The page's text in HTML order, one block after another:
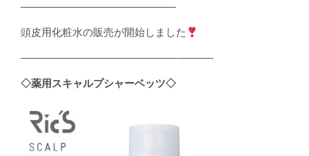
———————————————
頭皮用化粧水の販売が開始しました
———————————————-———-
◇薬用スキャルプシャーベッツ◇